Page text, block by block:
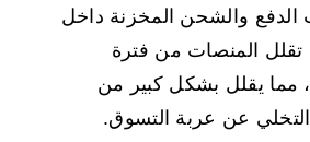
والشحن المخزنة داخل
المنصات من فترة
يقلل بشكل كبير من
عن عربة التسوق.